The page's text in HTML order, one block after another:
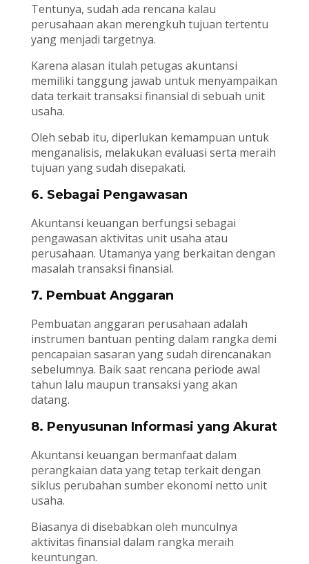
Tentunya, sudah ada rencana kalau
perusahaan akan merengkuh tujuan tertentu
yang menjadi targetnya.
Karena alasan itulah petugas akuntansi
memiliki tanggung jawab untuk menyampaikan
data terkait transaksi finansial di sebuah unit
usaha.
Oleh sebab itu, diperlukan kemampuan untuk
menganalisis, melakukan evaluasi serta meraih
tujuan yang sudah disepakati.
6. Sebagai Pengawasan
Akuntansi keuangan berfungsi sebagai
pengawasan aktivitas unit usaha atau
perusahaan. Utamanya yang berkaitan dengan
masalah transaksi finansial.
7. Pembuat Anggaran
Pembuatan anggaran perusahaan adalah
instrumen bantuan penting dalam rangka demi
pencapaian sasaran yang sudah direncanakan
sebelumnya. Baik saat rencana periode awal
tahun lalu maupun transaksi yang akan
datang.
8. Penyusunan Informasi yang Akurat
Akuntansi keuangan bermanfaat dalam
perangkaian data yang tetap terkait dengan
siklus perubahan sumber ekonomi netto unit
usaha.
Biasanya di disebabkan oleh munculnya
aktivitas finansial dalam rangka meraih
keuntungan.